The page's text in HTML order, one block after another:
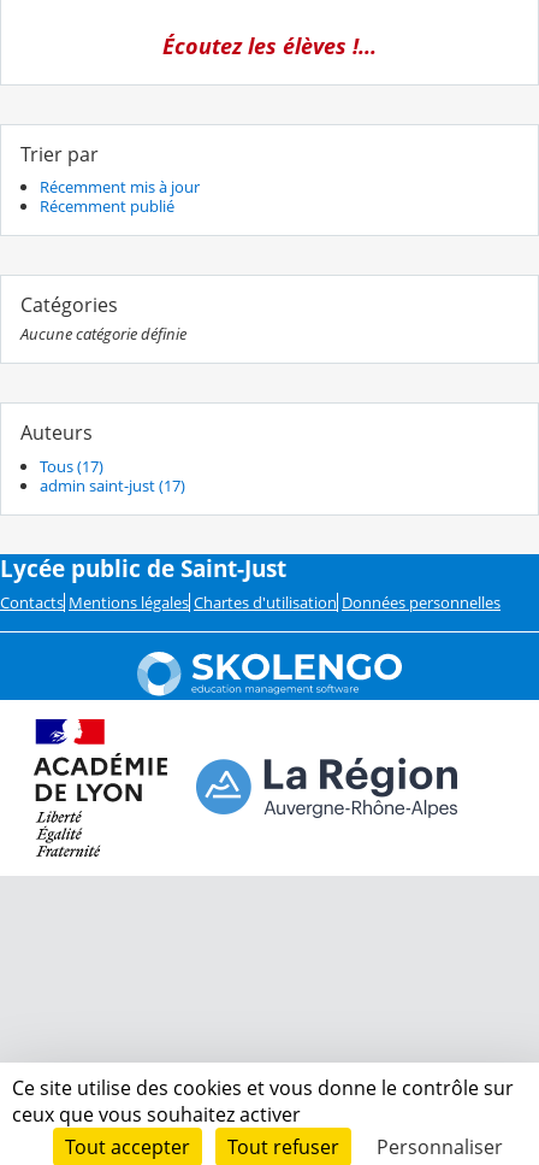
Écoutez les élèves !...
Trier par
Récemment mis à jour
Récemment publié
Catégories
Aucune catégorie définie
Auteurs
Tous (17)
admin saint-just (17)
Lycée public de Saint-Just
Contacts Mentions légales Chartes d'utilisation Données personnelles
Ce site utilise des cookies et vous donne le contrôle sur
ceux que vous souhaitez activer
Tout accepter
Tout refuser Personnaliser